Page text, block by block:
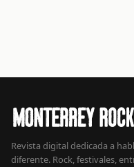
Revista digital dedicada a
diferente. Rock, festivales,